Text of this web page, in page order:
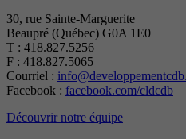
30, rue Sainte-Marguerite
Beaupré (Québec) G0A 1E0
T : 418.827.5256
F : 418.827.5065
Courriel :
Facebook : facebook.com/cldcdb
Découvrir notre équipe